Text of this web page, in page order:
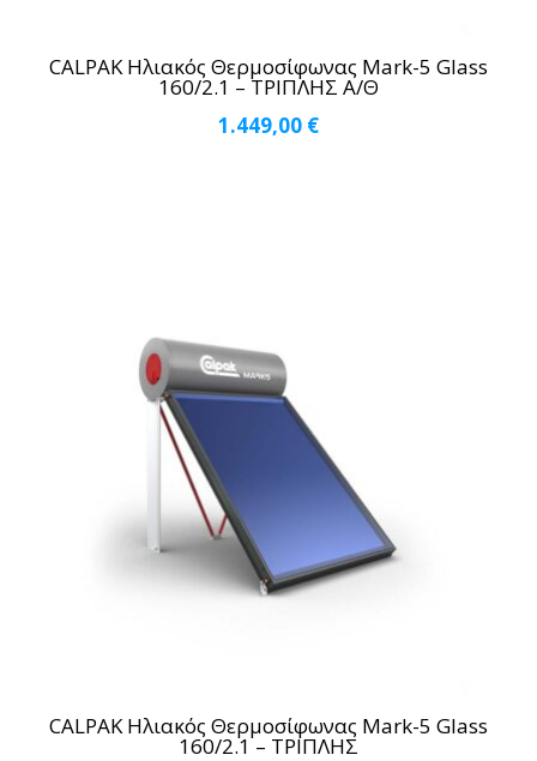
CALPAK Ηλιακός Θερμοσίφωνας Mark-5 Glass
160/2.1 – ΤΡΙΠΛΗΣ Α/Θ
1.449,00 €
CALPAK Ηλιακός Θερμοσίφωνας Mark-5 Glass
160/2.1 – ΤΡΙΠΛΗΣ